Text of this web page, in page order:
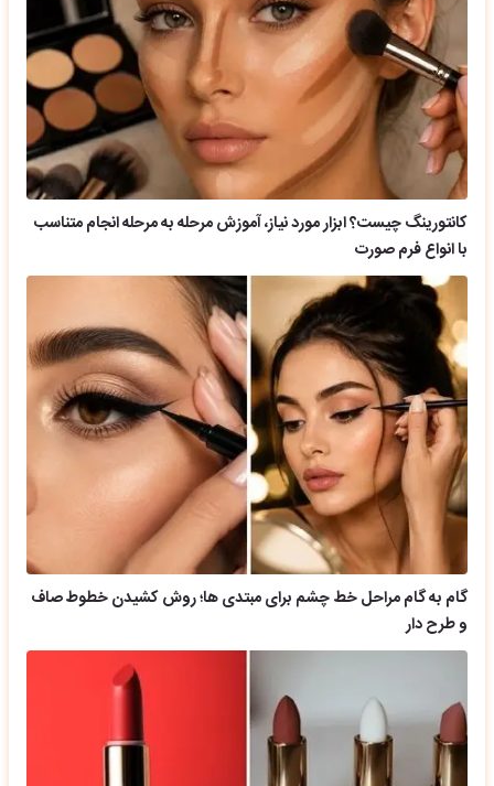
کانتورینگ چیست؟ ابزار مورد نیاز، آموزش مرحله به مرحله انجام متناسب
با انواع فرم صورت
گام به گام مراحل خط چشم برای مبتدی ها؛ روش کشیدن خطوط صاف
و طرح دار